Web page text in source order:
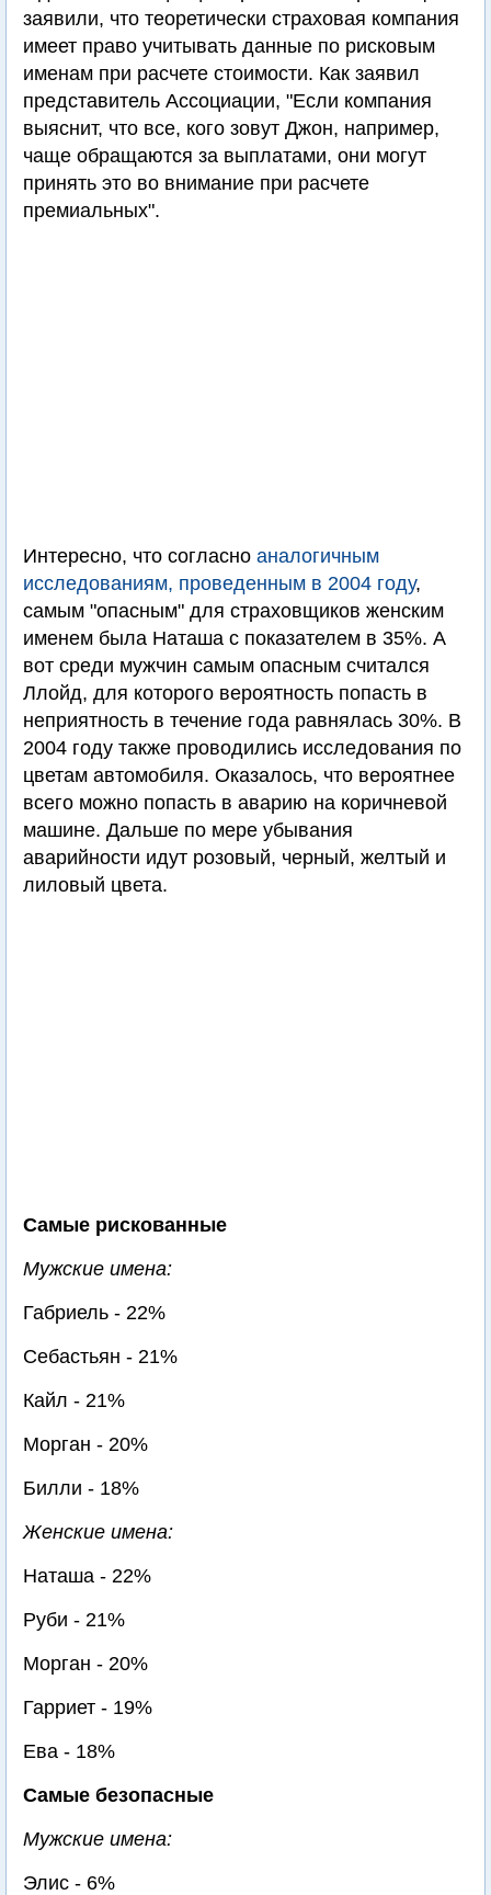
заявили, что теоретически страховая компания
имеет право учитывать данные по рисковым
именам при расчете стоимости. Как заявил
представитель Ассоциации, "Если компания
выяснит, что все, кого зовут Джон, например,
чаще обращаются за выплатами, они могут
принять это во внимание при расчете
премиальных".
Интересно, что согласно аналогичным
исследованиям, проведенным в 2004 году,
самым "опасным" для страховщиков женским
именем была Наташа с показателем в 35%. А
вот среди мужчин самым опасным считался
Ллойд, для которого вероятность попасть в
неприятность в течение года равнялась 30%. В
2004 году также проводились исследования по
цветам автомобиля. Оказалось, что вероятнее
всего можно попасть в аварию на коричневой
машине. Дальше по мере убывания
аварийности идут розовый, черный, желтый и
лиловый цвета.
Самые рискованные
Мужские имена:
Габриель - 22%
Себастьян - 21%
Кайл - 21%
Морган - 20%
Билли - 18%
Женские имена:
Наташа - 22%
Руби - 21%
Морган - 20%
Гарриет - 19%
Ева - 18%
Самые безопасные
Мужские имена:
Элис - 6%